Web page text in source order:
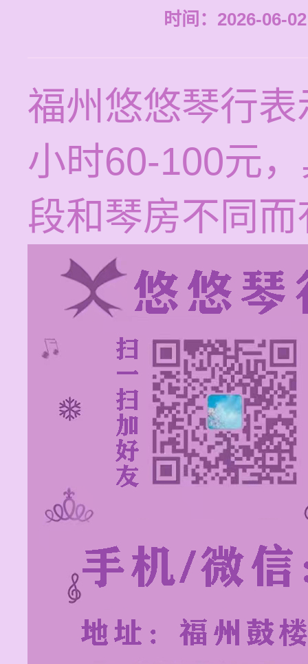
时间：2026-06-
福州悠悠琴行
小时60-100元
段和琴房不同